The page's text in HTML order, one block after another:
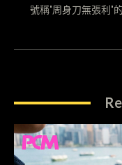
號稱"周身刀無張利"